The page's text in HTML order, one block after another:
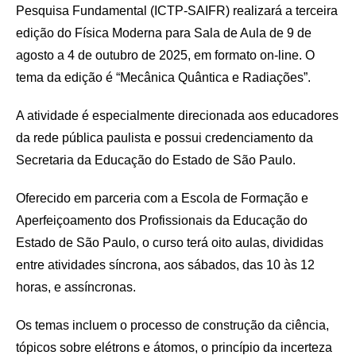
Pesquisa Fundamental (ICTP-SAIFR) realizará a terceira
edição do Física Moderna para Sala de Aula de 9 de
agosto a 4 de outubro de 2025, em formato on-line. O
tema da edição é “Mecânica Quântica e Radiações”.
A atividade é especialmente direcionada aos educadores
da rede pública paulista e possui credenciamento da
Secretaria da Educação do Estado de São Paulo.
Oferecido em parceria com a Escola de Formação e
Aperfeiçoamento dos Profissionais da Educação do
Estado de São Paulo, o curso terá oito aulas, divididas
entre atividades síncrona, aos sábados, das 10 às 12
horas, e assíncronas.
Os temas incluem o processo de construção da ciência,
tópicos sobre elétrons e átomos, o princípio da incerteza